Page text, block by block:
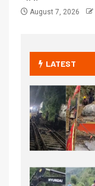
August 7, 2026
LATEST